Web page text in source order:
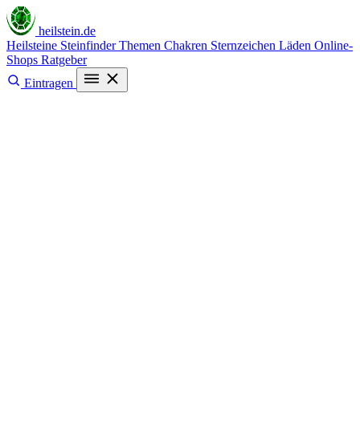
heilstein.de
Heilsteine SteinfinderThemen Chakren Sternzeichen Läden Online-
Shops Ratgeber
Eintragen